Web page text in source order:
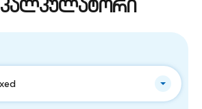
კალკულატორი